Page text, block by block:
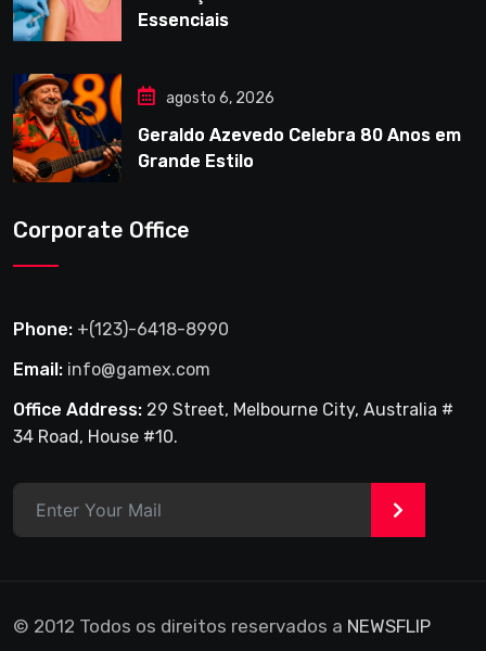
Essenciais
agosto 6, 2026
Geraldo Azevedo Celebra 80 Anos em
Grande Estilo
Corporate Office
Phone: +(123)-6418-8990
Email: info@gamex.com
Office Address: 29 Street, Melbourne City, Australia #
34 Road, House #10.
>
© 2012 Todos os direitos reservados a NEWSFLIP